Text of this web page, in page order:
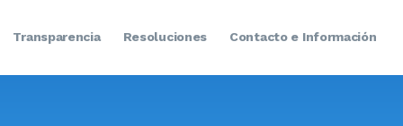
Transparencia Resoluciones Contacto e Información